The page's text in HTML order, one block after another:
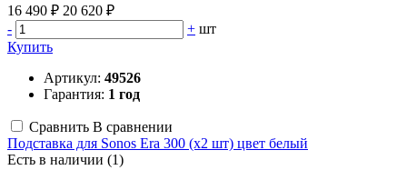
16 490 ₽ 20 620 ₽
-
+ шт
Купить
Артикул: 49526
Гарантия: 1 год
Сравнить В сравнении
Подставка для Sonos Era 300 (х2 шт) цвет белый
Есть в наличии (1)